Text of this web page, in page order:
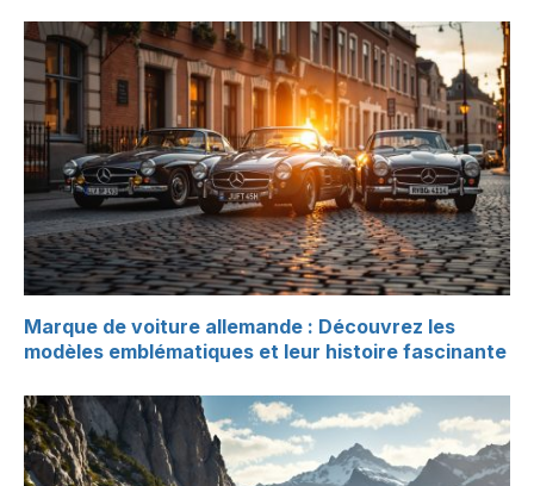
Marque de voiture allemande : Découvrez les
modèles emblématiques et leur histoire fascinante